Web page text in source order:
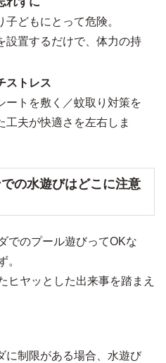
どもにとって危険。
設置するだけで、体力の持
ストレス
ートを敷く／蚊取り対策を
工夫が快適さを左右しま
の水遊びはどこに注意
でのプール遊びってOKな
。
ヒヤッとした出来事を踏まえ
に制限がある場合、水遊び